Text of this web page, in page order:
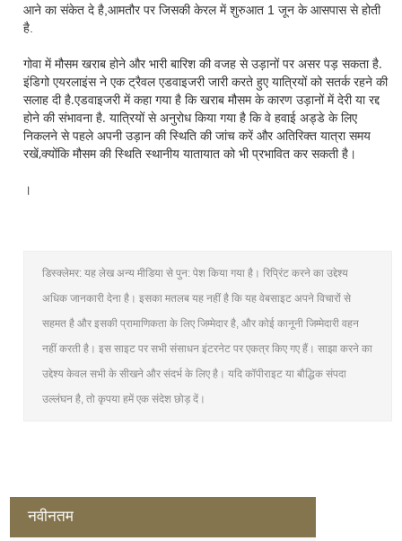
आने का संकेत दे है,आमतौर पर जिसकी केरल में शुरुआत 1 जून के आसपास से होती
है.
गोवा में मौसम खराब होने और भारी बारिश की वजह से उड़ानों पर असर पड़ सकता है.
इंडिगो एयरलाइंस ने एक ट्रैवल एडवाइजरी जारी करते हुए यात्रियों को सतर्क रहने की
सलाह दी है.एडवाइजरी में कहा गया है कि खराब मौसम के कारण उड़ानों में देरी या रद्द
होने की संभावना है. यात्रियों से अनुरोध किया गया है कि वे हवाई अड्डे के लिए
निकलने से पहले अपनी उड़ान की स्थिति की जांच करें और अतिरिक्त यात्रा समय
रखें,क्योंकि मौसम की स्थिति स्थानीय यातायात को भी प्रभावित कर सकती है।
।
डिस्क्लेमर: यह लेख अन्य मीडिया से पुन: पेश किया गया है। रिप्रिंट करने का उद्देश्य
अधिक जानकारी देना है। इसका मतलब यह नहीं है कि यह वेबसाइट अपने विचारों से
सहमत है और इसकी प्रामाणिकता के लिए जिम्मेदार है, और कोई कानूनी जिम्मेदारी वहन
नहीं करती है। इस साइट पर सभी संसाधन इंटरनेट पर एकत्र किए गए हैं। साझा करने का
उद्देश्य केवल सभी के सीखने और संदर्भ के लिए है। यदि कॉपीराइट या बौद्धिक संपदा
उल्लंघन है, तो कृपया हमें एक संदेश छोड़ दें।
नवीनतम